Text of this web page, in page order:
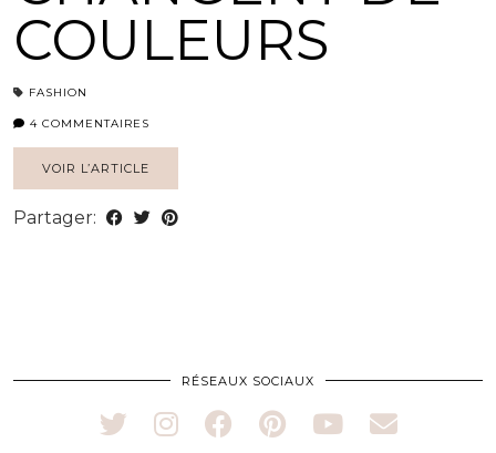
COULEURS
FASHION
4 COMMENTAIRES
VOIR L’ARTICLE
Partager:
RÉSEAUX SOCIAUX